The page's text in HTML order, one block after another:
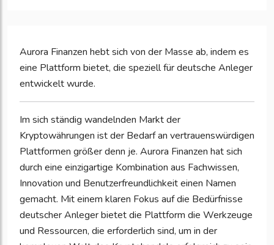
Aurora Finanzen hebt sich von der Masse ab, indem es
eine Plattform bietet, die speziell für deutsche Anleger
entwickelt wurde.
Im sich ständig wandelnden Markt der
Kryptowährungen ist der Bedarf an vertrauenswürdigen
Plattformen größer denn je. Aurora Finanzen hat sich
durch eine einzigartige Kombination aus Fachwissen,
Innovation und Benutzerfreundlichkeit einen Namen
gemacht. Mit einem klaren Fokus auf die Bedürfnisse
deutscher Anleger bietet die Plattform die Werkzeuge
und Ressourcen, die erforderlich sind, um in der